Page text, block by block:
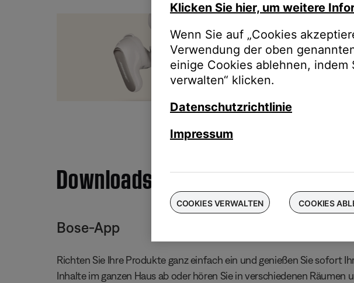
Tauschen
Tauschen Sie Ihre
für die neuesten
Downloads
Bose-App
Richten Sie Ihre Produkte ganz einfach ein und genießen Sie sofort
Inhalte im ganzen Haus ab oder hören Sie in verschiedenen Räumen
Klicken Sie hier, um weitere
Wenn Sie auf „Cookies
Verwendung der oben
einige Cookies ablehnen, indem
verwalten“ klicken.
Datenschutzrichtlinie
Impressum
COOKIES VERWALTEN COOKIES